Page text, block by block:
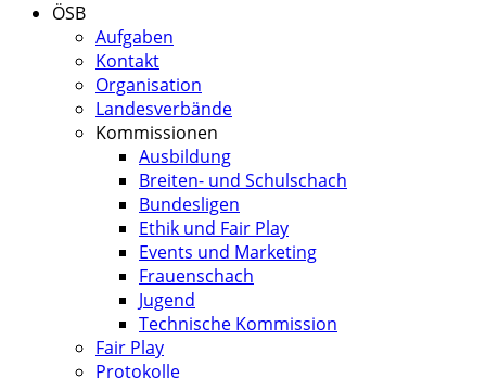
ÖSB
Aufgaben
Kontakt
Organisation
Landesverbände
Kommissionen
Ausbildung
Breiten- und Schulschach
Bundesligen
Ethik und Fair Play
Events und Marketing
Frauenschach
Jugend
Technische Kommission
Fair Play
Protokolle